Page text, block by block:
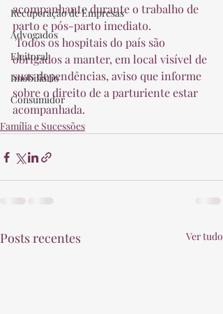
Recuperação de Empresas
Advogados
Eleitoral
Imobiliário
Consumidor
acompanhante durante o trabalho de
parto e pós-parto imediato.
Todos os hospitais do país são
obrigados a manter, em local visível de
suas dependências, aviso que informe
sobre o direito de a parturiente estar
acompanhada.
Família e Sucessões
Posts recentes Ver tudo